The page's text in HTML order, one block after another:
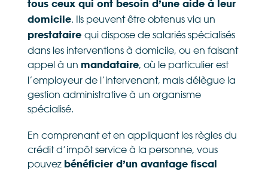
tous ceux qui ont besoin d’une aide à leur
domicile. Ils peuvent être obtenus via un
prestataire qui dispose de salariés spécialisés
dans les interventions à domicile, ou en faisant
appel à un mandataire, où le particulier est
l’employeur de l’intervenant, mais délègue la
gestion administrative à un organisme
spécialisé.
En comprenant et en appliquant les règles du
crédit d’impôt service à la personne, vous
pouvez bénéficier d’un avantage fiscal